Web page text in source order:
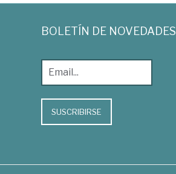
BOLETÍN DE NOVEDADES
SUSCRIBIRSE